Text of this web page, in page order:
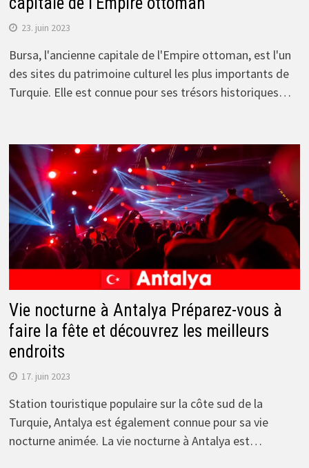
23. juin 2023
Bursa, l'ancienne capitale de l'Empire ottoman, est l'un
des sites du patrimoine culturel les plus importants de
Turquie. Elle est connue pour ses trésors historiques…
Vie nocturne à Antalya Préparez-vous à
faire la fête et découvrez les meilleurs
endroits
17. juin 2023
Station touristique populaire sur la côte sud de la
Turquie, Antalya est également connue pour sa vie
nocturne animée. La vie nocturne à Antalya est…